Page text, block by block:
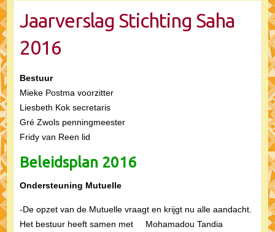
Jaarverslag Stichting Saha
2016
Bestuur
Mieke Postma voorzitter
Liesbeth Kok secretaris
Gré Zwols penningmeester
Fridy van Reen lid
Beleidsplan 2016
Ondersteuning Mutuelle
-De opzet van de Mutuelle vraagt en krijgt nu alle aandacht.
Het bestuur heeft samen met Mohamadou Tandia